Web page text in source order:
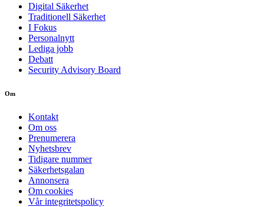
Digital Säkerhet
Traditionell Säkerhet
I Fokus
Personalnytt
Lediga jobb
Debatt
Security Advisory Board
Om
Kontakt
Om oss
Prenumerera
Nyhetsbrev
Tidigare nummer
Säkerhetsgalan
Annonsera
Om cookies
Vår integritetspolicy